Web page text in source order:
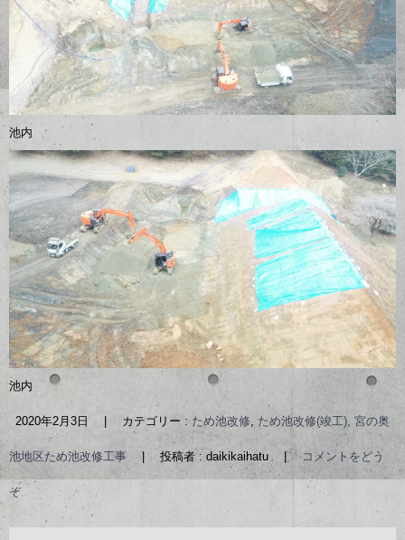
池内
池内
2020年2月3日 カテゴリー : ため池改修, ため池改修(竣工), 宮の奥
池地区ため池改修工事 投稿者 : daikikaihatu | コメントをどう
ぞ